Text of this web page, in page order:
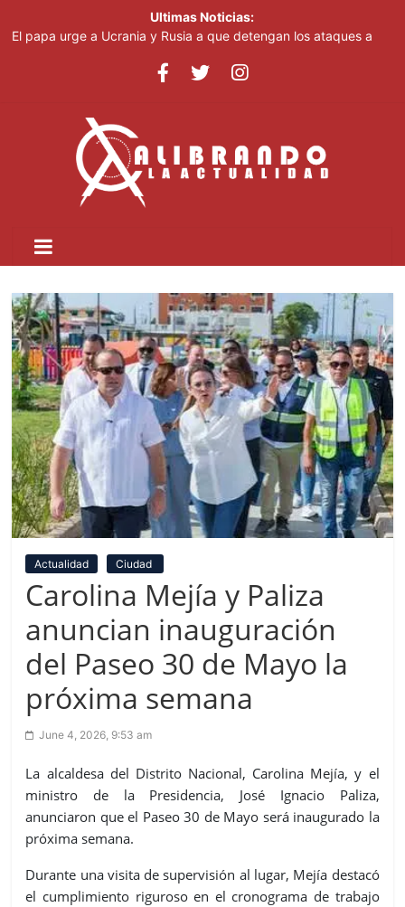
Ultimas Noticias:
El papa urge a Ucrania y Rusia a que detengan los ataques a
Irán afirma que Ormuz seguirá bloqueado hasta que EE. UU.
El papa urge a Ucrania y Rusia a que detengan los ataques a
objetivos civiles
Pronostican cielo grisáceo por polvo del Sahara y temperaturas
calurosas este domingo
Actualidad Ciudad
Carolina Mejía y Paliza
anuncian inauguración
del Paseo 30 de Mayo la
próxima semana
June 4, 2026, 9:53 am
La alcaldesa del Distrito Nacional, Carolina Mejía, y el
ministro de la Presidencia, José Ignacio Paliza,
anunciaron que el Paseo 30 de Mayo será inaugurado la
próxima semana.
Durante una visita de supervisión al lugar, Mejía destacó
el cumplimiento riguroso en el cronograma de trabajo